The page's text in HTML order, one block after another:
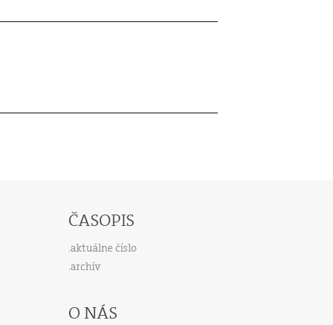
ČASOPIS
aktuálne číslo
archív
O NÁS